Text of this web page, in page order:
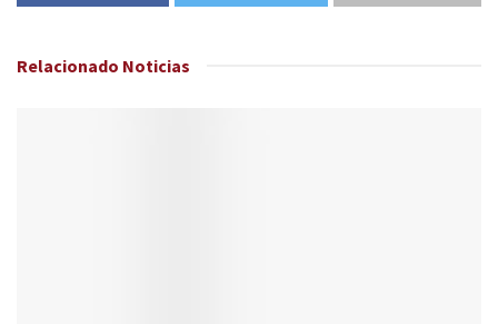
Relacionado Noticias